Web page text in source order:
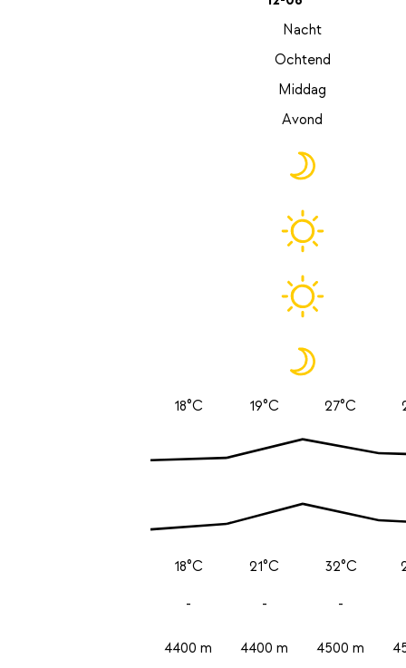
Nacht
Ochtend
Middag
Avond
18°C
18°C
-
4400 m
19°C
21°C
-
4400 m
27°C
32°C
-
4500 m